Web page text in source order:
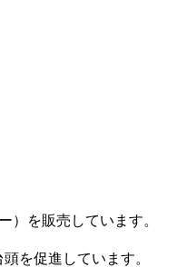
）を販売しています。
を促進しています。